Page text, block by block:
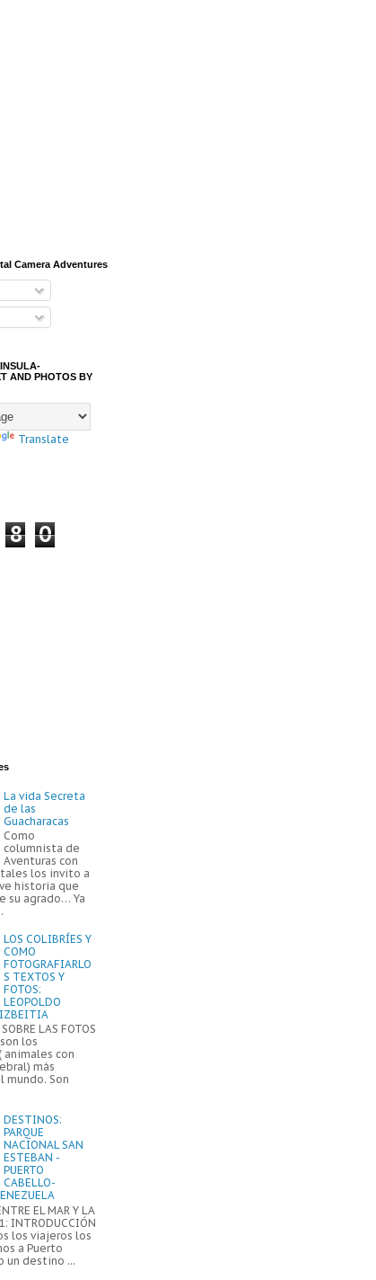
Camera Adventures
AND PHOTOS BY
Translate
8
0
La vida Secreta
de las
Guacharacas
Como
columnista de
Aventuras con
los invito a
historia que
su agrado… Ya
LOS COLIBRÍES Y
COMO
FOTOGRAFIARLO
S TEXTOS Y
FOTOS:
LEOPOLDO
LAS FOTOS
los
con
más
mundo. Son
DESTINOS:
PARQUE
NACIONAL SAN
ESTEBAN -
PUERTO
CABELLO-
EL MAR Y LA
1: INTRODUCCIÓN
los viajeros los
a Puerto
un destino ...